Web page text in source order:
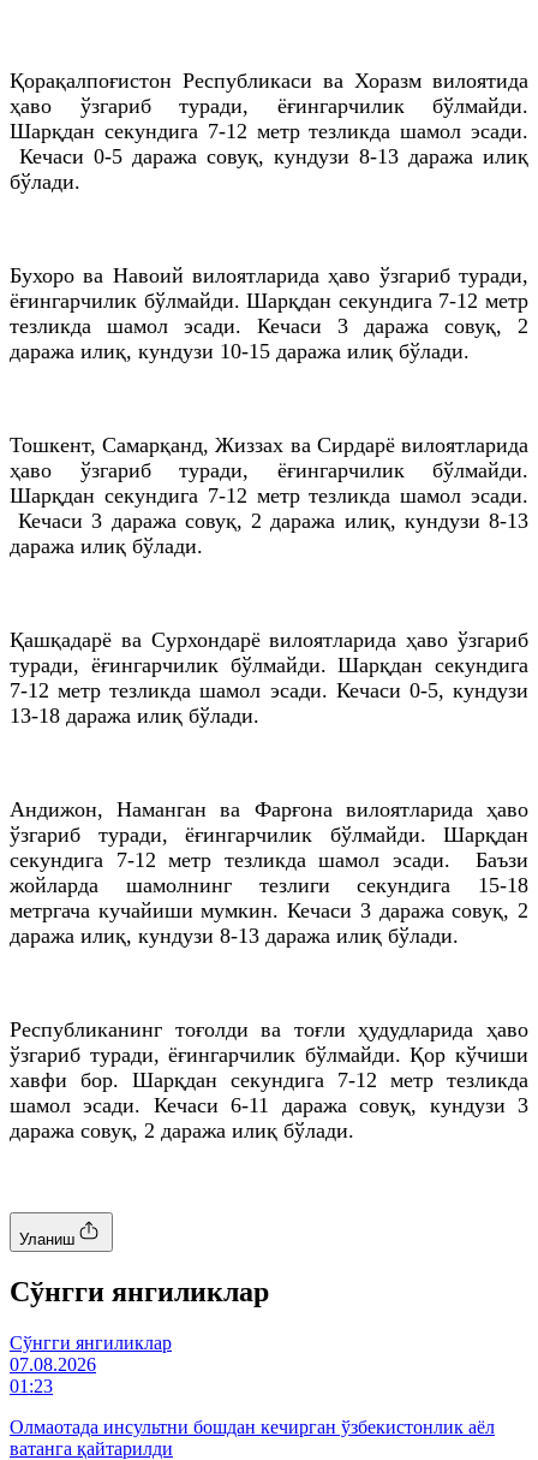
Қорақалпоғистон Республикаси ва Хоразм вилоятида
ҳаво ўзгариб туради, ёғингарчилик бўлмайди.
Шарқдан секундига 7-12 метр тезликда шамол эсади.
Кечаси 0-5 даража совуқ, кундузи 8-13 даража илиқ
бўлади.
Бухоро ва Навоий вилоятларида ҳаво ўзгариб туради,
ёғингарчилик бўлмайди. Шарқдан секундига 7-12 метр
тезликда шамол эсади. Кечаси 3 даража совуқ, 2
даража илиқ, кундузи 10-15 даража илиқ бўлади.
Тошкент, Самарқанд, Жиззах ва Сирдарё вилоятларида
ҳаво ўзгариб туради, ёғингарчилик бўлмайди.
Шарқдан секундига 7-12 метр тезликда шамол эсади.
Кечаси 3 даража совуқ, 2 даража илиқ, кундузи 8-13
даража илиқ бўлади.
Қашқадарё ва Сурхондарё вилоятларида ҳаво ўзгариб
туради, ёғингарчилик бўлмайди. Шарқдан секундига
7-12 метр тезликда шамол эсади. Кечаси 0-5, кундузи
13-18 даража илиқ бўлади.
Андижон, Наманган ва Фарғона вилоятларида ҳаво
ўзгариб туради, ёғингарчилик бўлмайди. Шарқдан
секундига 7-12 метр тезликда шамол эсади. Баъзи
жойларда шамолнинг тезлиги секундига 15-18
метргача кучайиши мумкин. Кечаси 3 даража совуқ, 2
даража илиқ, кундузи 8-13 даража илиқ бўлади.
Республиканинг тоғолди ва тоғли ҳудудларида ҳаво
ўзгариб туради, ёғингарчилик бўлмайди. Қор кўчиши
хавфи бор. Шарқдан секундига 7-12 метр тезликда
шамол эсади. Кечаси 6-11 даража совуқ, кундузи 3
даража совуқ, 2 даража илиқ бўлади.
Уланиш
Cўнгги янгиликлар
Cўнгги янгиликлар
07.08.2026
01:23
Олмаотада инсультни бошдан кечирган ўзбекистонлик аёл
ватанга қайтарилди